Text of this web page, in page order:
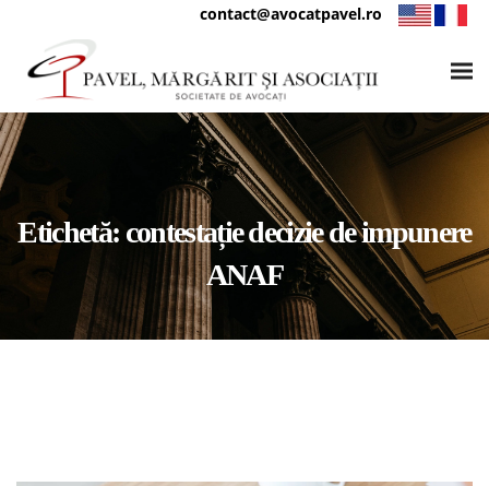
contact@avocatpavel.ro
Etichetă: contestație decizie de impunere
ANAF